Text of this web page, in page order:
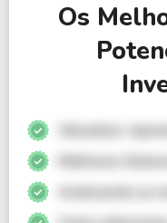
Os
Valuation:
Melhores
Analisando os